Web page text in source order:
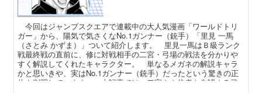
今回はジャンプスクエアで連載中の大人気漫画「ワールドトリ
ガー」から、陽気で気さくなNo.1ガンナー（銃手）「里見 一馬
（さとみ かずま）」ついて紹介します。 里見一馬はＢ級ランク
戦最終戦の直前に、修に対戦相手の二宮・弓場の戦法を分かりや
すく解説してくれたキャラクター。 単なるメガネの解説キャラ
かと思いきや、実はNo.1ガンナー（銃手）だったという驚きの正
体も判明しています。 本記事では、二宮さん信者を自認する弓